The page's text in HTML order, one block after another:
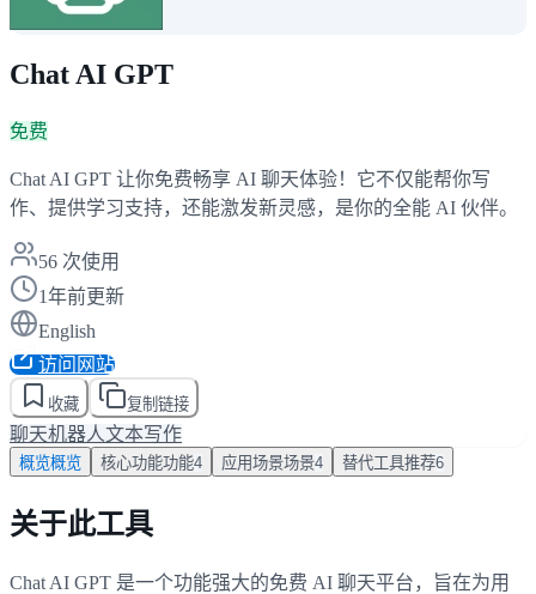
Chat AI GPT
免费
Chat AI GPT 让你免费畅享 AI 聊天体验！它不仅能帮你写
作、提供学习支持，还能激发新灵感，是你的全能 AI 伙伴。
56 次使用
1年前更新
English
访问网站
收藏 复制链接
聊天机器人文本写作
概览概览 核心功能功能4 应用场景场景4 替代工具推荐6
关于此工具
Chat AI GPT 是一个功能强大的免费 AI 聊天平台，旨在为用